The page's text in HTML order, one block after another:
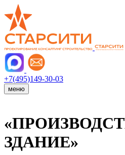
+7(495)149-30-03
меню
ЗДАНИЕ»